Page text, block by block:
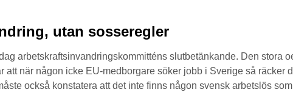
utan sosseregler
arbetskraftsinvandringskommitténs slutbetänkande. Den stora
att när någon icke EU-medborgare söker jobb i Sverige så räcker
också konstatera att det inte finns någon svensk arbetslös